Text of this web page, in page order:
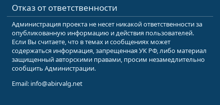
Отказ от ответственности
Администрация проекта не несет никакой ответственности за
опубликованную информацию и действия пользователей.
Если Вы считаете, что в темах и сообщениях может
содержаться информация, запрещенная УК РФ, либо материал
защищенный авторскими правами, просим незамедлительно
сообщить Администрации.
Email: info@abirvalg.net